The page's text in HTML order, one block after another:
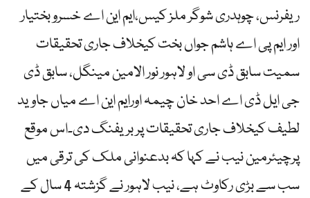
ریفرنس، چوہدری شوگر ملز کیس،ایم این اے خسرو بختیار
اور ایم پی اے ہاشم جواں بخت کیخلاف جاری تحقیقات
سمیت سابق ڈی سی او لاہور نور الامین مینگل، سابق ڈی
جی ایل ڈی اے احد خان چیمہ اورایم این اے میاں جاوید
لطیف کیخلاف جاری تحقیقات پر بریفنگ دی۔اس موقع
پرچیئرمین نیب نے کہا کہ بدعنوانی ملک کی ترقی میں
سب سے بڑی رکاوٹ ہے، نیب لاہور نے گزشتہ 4 سال کے